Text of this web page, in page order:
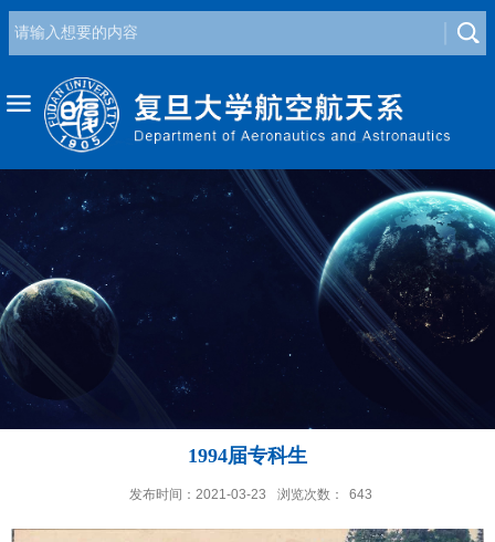
1994届专科生
发布时间：2021-03-23 浏览次数： 643